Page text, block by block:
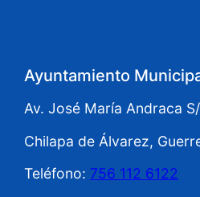
Ayuntamiento
Av. José María Andraca
Chilapa de Álvarez,
Teléfono: 756 112 6122